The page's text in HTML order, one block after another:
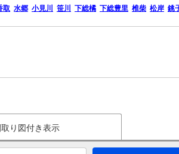
取 水郷 小見川 笹川 下総橘 下総豊里 椎柴 松岸 銚
取り図付き表示